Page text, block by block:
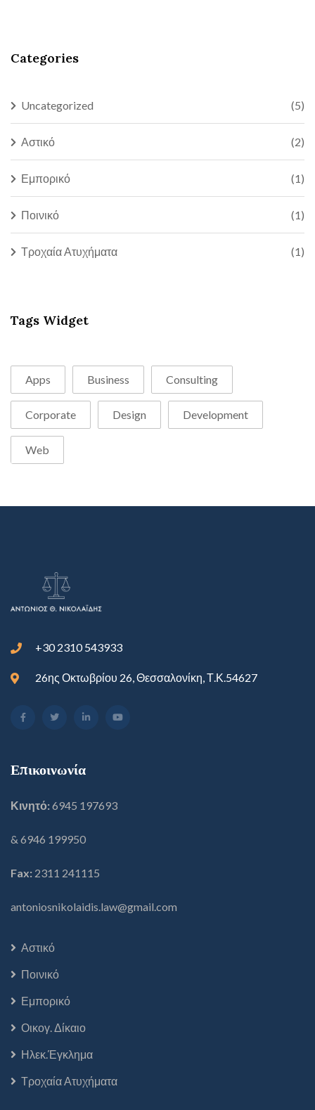
Categories
Uncategorized (5)
Αστικό (2)
Εμπορικό (1)
Ποινικό (1)
Τροχαία Ατυχήματα (1)
Tags Widget
Apps Business Consulting
Corporate Design Development
Web
+30 2310 543933
26ης Οκτωβρίου 26, Θεσσαλονίκη, Τ.Κ.54627
Επικοινωνία
Κινητό:6945 197693
& 6946 199950
Fax: 2311 241115
antoniosnikolaidis.law@gmail.com
Αστικό
Ποινικό
Εμπορικό
Οικογ. Δίκαιο
Ηλεκ.Έγκλημα
Τροχαία Ατυχήματα